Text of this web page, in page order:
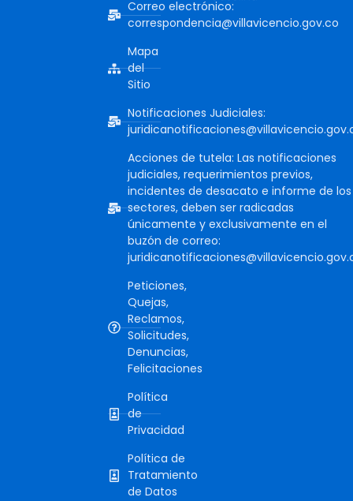
Correo electrónico:
correspondencia@villavicencio.gov.co
Mapa
del
Sitio
Notificaciones Judiciales:
Acciones de tutela: Las notificaciones
judiciales, requerimientos previos,
incidentes de desacato e informe de los
sectores, deben ser radicadas
únicamente y exclusivamente en el
buzón de correo:
Peticiones,
Quejas,
Reclamos,
Solicitudes,
Denuncias,
Felicitaciones
Política
de
Privacidad
Política de
Tratamiento
de Datos